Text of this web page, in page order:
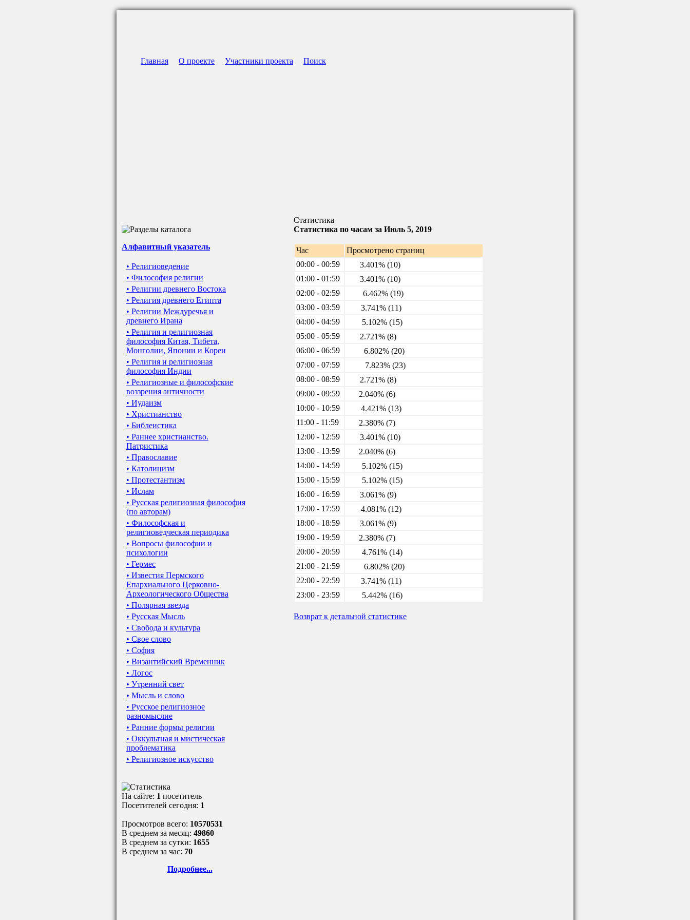
Главная О проекте Участники проекта Поиск
Алфавитный указатель
• Религиоведение
• Философия религии
• Религии древнего Востока
• Религия древнего Египта
• Религии Междуречья и
древнего Ирана
• Религия и религиозная
философия Китая, Тибета,
Монголии, Японии и Кореи
• Религия и религиозная
философия Индии
• Религиозные и философские
воззрения античности
• Иудаизм
• Христианство
• Библеистика
• Раннее христианство.
Патристика
• Православие
• Католицизм
• Протестантизм
• Ислам
• Русская религиозная философия
(по авторам)
• Философская и
религиоведческая периодика
• Вопросы философии и
психологии
• Гермес
• Известия Пермского
Епархиального Церковно-
Археологического Общества
• Полярная звезда
• Русская Мысль
• Свобода и культура
• Свое слово
• София
• Византийский Временник
• Логос
• Утренний свет
• Мысль и слово
• Русское религиозное
разномыслие
• Ранние формы религии
• Оккультная и мистическая
проблематика
• Религиозное искусство
На сайте: 1 посетитель
Посетителей сегодня: 1
Просмотров всего: 10570531
В среднем за месяц: 49860
В среднем за сутки: 1655
В среднем за час: 70
Подробнее...
Статистика
Статистика по часам за Июль 5, 2019
Час
Просмотрено страниц
00:00 - 00:59
3.401% (10)
01:00 - 01:59
3.401% (10)
02:00 - 02:59
6.462% (19)
03:00 - 03:59
3.741% (11)
04:00 - 04:59
5.102% (15)
05:00 - 05:59
2.721% (8)
06:00 - 06:59
6.802% (20)
07:00 - 07:59
7.823% (23)
08:00 - 08:59
2.721% (8)
09:00 - 09:59
2.040% (6)
10:00 - 10:59
4.421% (13)
11:00 - 11:59
2.380% (7)
12:00 - 12:59
3.401% (10)
13:00 - 13:59
2.040% (6)
14:00 - 14:59
5.102% (15)
15:00 - 15:59
5.102% (15)
16:00 - 16:59
3.061% (9)
17:00 - 17:59
4.081% (12)
18:00 - 18:59
3.061% (9)
19:00 - 19:59
2.380% (7)
20:00 - 20:59
4.761% (14)
21:00 - 21:59
6.802% (20)
22:00 - 22:59
3.741% (11)
23:00 - 23:59
5.442% (16)
Возврат к детальной статистике